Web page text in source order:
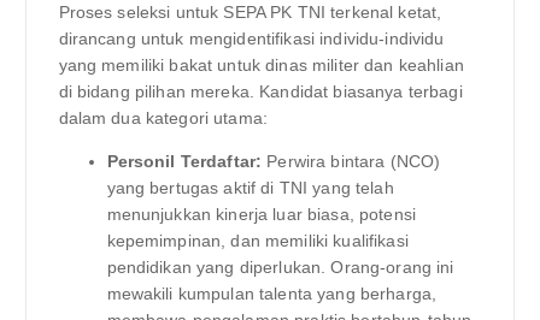
Proses seleksi untuk SEPA PK TNI terkenal ketat,
dirancang untuk mengidentifikasi individu-individu
yang memiliki bakat untuk dinas militer dan keahlian
di bidang pilihan mereka. Kandidat biasanya terbagi
dalam dua kategori utama:
Personil Terdaftar: Perwira bintara (NCO)
yang bertugas aktif di TNI yang telah
menunjukkan kinerja luar biasa, potensi
kepemimpinan, dan memiliki kualifikasi
pendidikan yang diperlukan. Orang-orang ini
mewakili kumpulan talenta yang berharga,